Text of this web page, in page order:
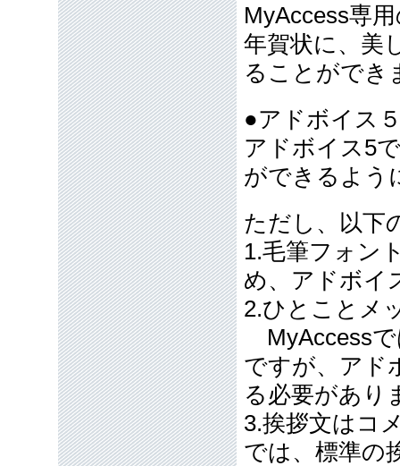
MyAccess専
年賀状に、美
ることができ
●アドボイス
アドボイス5
ができるよう
ただし、以下
1.毛筆フォン
め、アドボイ
2.ひとことメ
MyAccessで
ですが、アド
る必要があり
3.挨拶文はコ
では、標準の